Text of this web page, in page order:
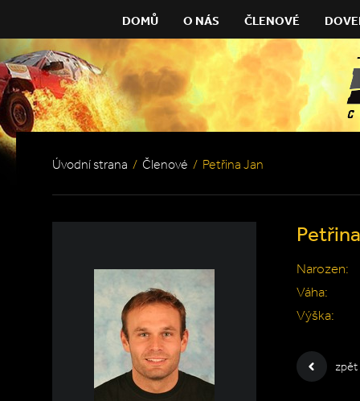
DOMŮ O NÁS ČLENOVÉ
Úvodní strana / Členové / Petřina Jan
Narozen:
Váha:
Výška:
zpět